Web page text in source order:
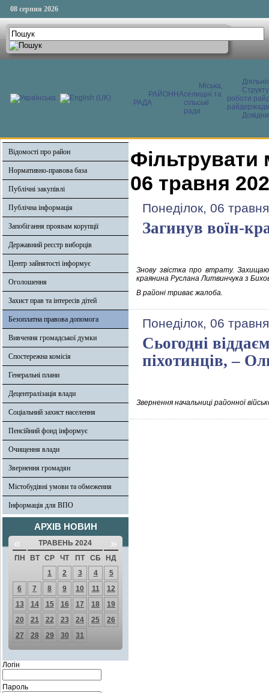
08 серпня 2026
РАЙОННА
РАДА
Міська,
селищні та
сільські
ради
роботи
Відомості про район
Нормативно-правова база
Публічні закупівлі
Публічна інформація
Запобігання проявам корупції
Державний реєстр виборців
Центр зайнятості інформує
Оголошення
Захист прав та інтересів дітей
Безоплатна правова допомога
Вивчення громадської думки
Спостережна комісія
Генеральні плани
Децентралізація влади
Соціальний захист населення
Пенсійний фонд інформує
Очищення влади
Звернення громадян
Містобудівні умови та обмеження
Інформація для ВПО
АРХІВ НОВИН
« ТРАВЕНЬ 2024 »
ПН ВТ СР ЧТ ПТ СБ
НД
1
2 3 4
5
6
7 8 9 10 11
12
13
14 15 16 17 18
19
20
21 22 23 24 25
26
27
28 29 30 31
Логін
Пароль
Фільтрувати
06 травня
Понеділок, 06
Загинув воїн-
Знову звістка про втрату.
краянина Руслана Литвинчука з
В районі триває жалоба.
Понеділок, 06
Сьогодні
піхотинців, –
Звернення начальниці районної